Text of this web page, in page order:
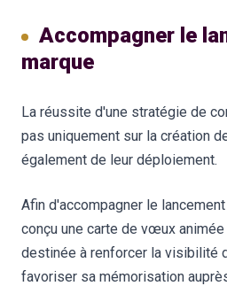
Accompagner le
marque
La réussite d'une stratégie de
pas uniquement sur la création
également de leur déploiement.
Afin d'accompagner le
conçu une carte de vœux animée
destinée à renforcer la visibilité
favoriser sa mémorisation